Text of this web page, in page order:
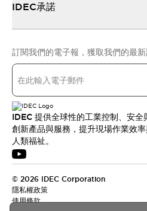
IDEC承諾
訂閱我們的電子報，獲取我們的最
IDEC 提供全球性的工業控制、安
創新產品與服務，提升現場作業效
人類福祉。
© 2026 IDEC Corporation
隱私權政策
使用條款